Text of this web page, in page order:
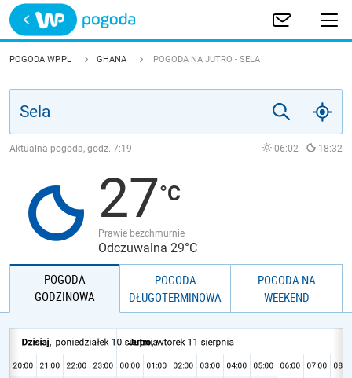
Trwa ładowanie
POLSKA
JAKOŚĆ POWIETRZA
POGODA WP.PL GHANA POGODA NA JUTRO - SELA
Aktualna pogoda, godz. 7:19 06:02 18:32
27
Prawie bezchmurnie
Odczuwalna 29°C
POGODA
GODZINOWA
POGODA
DŁUGOTERMINOWA
POGODA NA
WEEKEND